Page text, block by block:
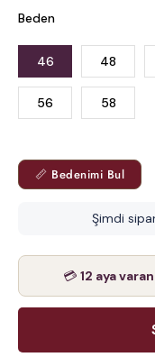
Beden
46 48
56 58
📏 Bedenimi Bul
Şimdi
💳 12 aya